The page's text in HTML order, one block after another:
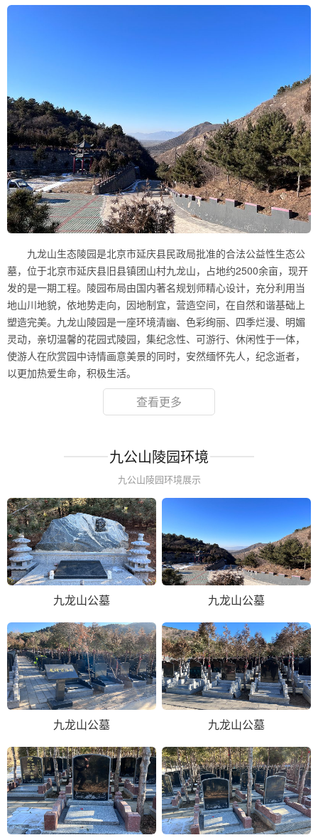
九龙山生态陵园是北京市延庆县民政局批准的合法公益性生态公
墓，位于北京市延庆县旧县镇团山村九龙山，占地约2500余亩，现开
发的是一期工程。陵园布局由国内著名规划师精心设计，充分利用当
地山川地貌，依地势走向，因地制宜，营造空间，在自然和谐基础上
塑造完美。九龙山陵园是一座环境清幽、色彩绚丽、四季烂漫、明媚
灵动，亲切温馨的花园式陵园，集纪念性、可游行、休闲性于一体，
使游人在欣赏园中诗情画意美景的同时，安然缅怀先人，纪念逝者，
以更加热爱生命，积极生活。
查看更多
九公山陵园环境
九公山陵园环境展示
九龙山公墓 九龙山公墓
九龙山公墓 九龙山公墓